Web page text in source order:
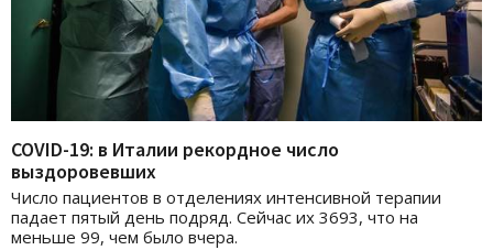
COVID-19: в Италии рекордное число
выздоровевших
Число пациентов в отделениях интенсивной терапии
падает пятый день подряд. Сейчас их 3693, что на
меньше 99, чем было вчера.